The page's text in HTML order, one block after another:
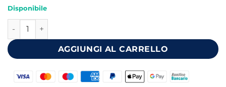
21,90 €.16,99 €.
Disponibile
VENOPLANT 20 COMPRESSE quantità
AGGIUNGI AL CARRELLO